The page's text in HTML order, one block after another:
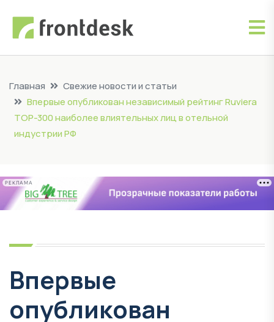
Главная
Свежие новости и статьи
Впервые опубликован независимый рейтинг Ruviera
TOP-300 наиболее влиятельных лиц в отельной
индустрии РФ
РЕКЛАМА
Впервые
опубликован